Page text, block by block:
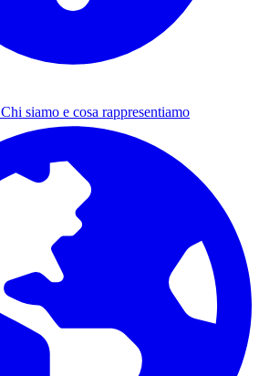
Chi siamo e cosa rappresentiamo